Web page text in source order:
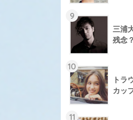
9
三浦
残念
10
トラ
カッ
11